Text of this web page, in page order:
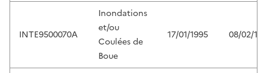
INTE9500070A
Inondations
et/ou
Coulées de
Boue
17/01/1995 08/02/